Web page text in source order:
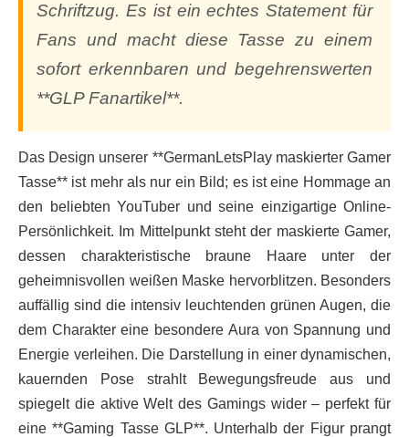
Schriftzug. Es ist ein echtes Statement für
Fans und macht diese Tasse zu einem
sofort erkennbaren und begehrenswerten
**GLP Fanartikel**.
Das Design unserer **GermanLetsPlay maskierter Gamer
Tasse** ist mehr als nur ein Bild; es ist eine Hommage an
den beliebten YouTuber und seine einzigartige Online-
Persönlichkeit. Im Mittelpunkt steht der maskierte Gamer,
dessen charakteristische braune Haare unter der
geheimnisvollen weißen Maske hervorblitzen. Besonders
auffällig sind die intensiv leuchtenden grünen Augen, die
dem Charakter eine besondere Aura von Spannung und
Energie verleihen. Die Darstellung in einer dynamischen,
kauernden Pose strahlt Bewegungsfreude aus und
spiegelt die aktive Welt des Gamings wider – perfekt für
eine **Gaming Tasse GLP**. Unterhalb der Figur prangt